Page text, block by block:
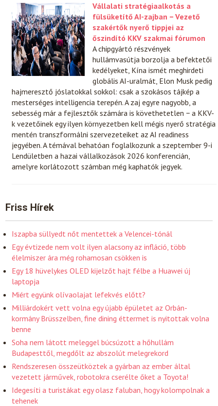
Vállalati stratégiaalkotás a
fülsüketítő AI-zajban − Vezető
szakértők nyerő tippjei az
őszindító KKV szakmai fórumon
A chipgyártó részvények
hullámvasútja borzolja a befektetői
kedélyeket, Kína ismét meghirdeti
globális AI-uralmát, Elon Musk pedig
hajmeresztő jóslatokkal sokkol: csak a szokásos tájkép a
mesterséges intelligencia terepén. A zaj egyre nagyobb, a
sebesség már a fejlesztők számára is követhetetlen − a KKV-
k vezetőinek egy ilyen környezetben kell mégis nyerő stratégia
mentén transzformálni szervezeteiket az AI readiness
jegyében. A témával behatóan foglalkozunk a szeptember 9-i
Lendületben a hazai vállalkozások 2026 konferencián,
amelyre korlátozott számban még kaphatók jegyek.
Friss Hírek
Iszapba süllyedt nőt mentettek a Velencei-tónál
Egy évtizede nem volt ilyen alacsony az infláció, több
élelmiszer ára még rohamosan csökken is
Egy 18 hüvelykes OLED kijelzőt hajt félbe a Huawei új
laptopja
Miért együnk olívaolajat lefekvés előtt?
Milliárdokért vett volna egy újabb épületet az Orbán-
kormány Brüsszelben, fine dining éttermet is nyitottak volna
benne
Soha nem látott meleggel búcsúzott a hőhullám
Budapesttől, megdőlt az abszolút melegrekord
Rendszeresen összeütköztek a gyárban az ember által
vezetett járművek, robotokra cserélte őket a Toyota!
Idegesíti a turistákat egy olasz faluban, hogy kolompolnak a
tehenek